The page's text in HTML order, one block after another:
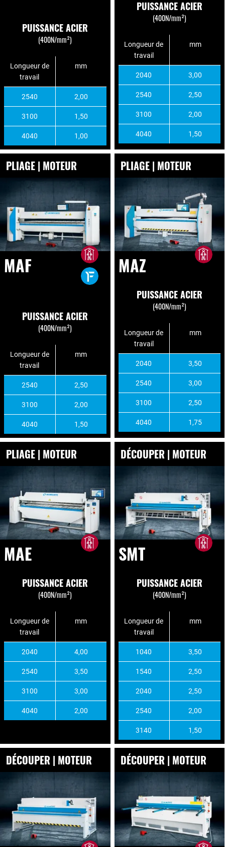
PUISSANCE ACIER
(400N/mm²)
Longueur de
travail
mm
2540 2,00
3100 1,50
4040 1,00
PUISSANCE ACIER
(400N/mm²)
Longueur de
travail
mm
2040 3,00
2540 2,50
3100 2,00
4040 1,50
PLIAGE | MOTEUR
MAF
PUISSANCE ACIER
(400N/mm²)
Longueur de
travail
mm
2540 2,50
3100 2,00
4040 1,50
PLIAGE | MOTEUR
MAZ
PUISSANCE ACIER
(400N/mm²)
Longueur de
travail
mm
2040 3,50
2540 3,00
3100 2,50
4040 1,75
PLIAGE | MOTEUR
MAE
PUISSANCE ACIER
(400N/mm²)
Longueur de
travail
mm
2040 4,00
2540 3,50
3100 3,00
4040 2,00
DÉCOUPER | MOTEUR
SMT
PUISSANCE ACIER
(400N/mm²)
Longueur de
travail
mm
1040 3,50
1540 2,50
2040 2,50
2540 2,00
3140 1,50
DÉCOUPER | MOTEUR DÉCOUPER | MOTEUR